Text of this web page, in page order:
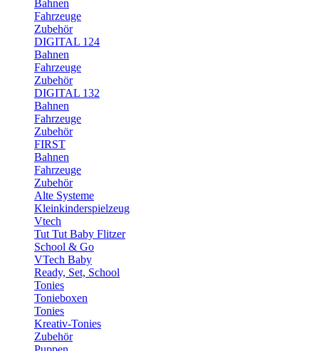
Bahnen
Fahrzeuge
Zubehör
DIGITAL 124
Bahnen
Fahrzeuge
Zubehör
DIGITAL 132
Bahnen
Fahrzeuge
Zubehör
FIRST
Bahnen
Fahrzeuge
Zubehör
Alte Systeme
Kleinkinderspielzeug
Vtech
Tut Tut Baby Flitzer
School & Go
VTech Baby
Ready, Set, School
Tonies
Tonieboxen
Tonies
Kreativ-Tonies
Zubehör